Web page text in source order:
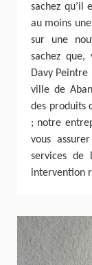
sachez qu’il
au moins
sur une
sachez que,
Davy
ville de
des produits
; notre
vous
services de
intervention